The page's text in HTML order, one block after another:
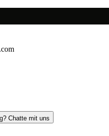
Chatte mit uns